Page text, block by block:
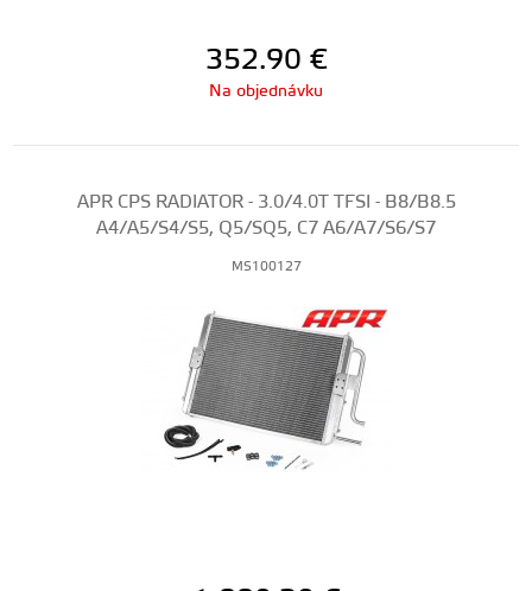
352.90 €
Na objednávku
APR CPS RADIATOR - 3.0/4.0T TFSI - B8/B8.5
A4/A5/S4/S5, Q5/SQ5, C7 A6/A7/S6/S7
MS100127